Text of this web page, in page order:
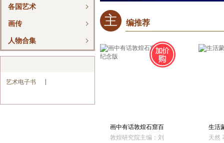
各国艺术
画传
人物合集
艺术电子书
主 编推荐
画中有话敦煌石窟百
讲 纪念版
敦煌研究院主编；刘
生活
天然